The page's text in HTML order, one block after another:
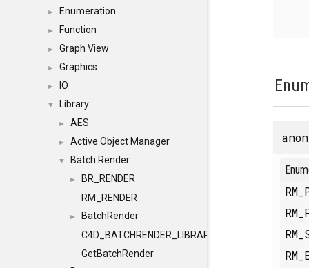
► Enumeration
► Function
► Graph View
► Graphics
► IO
▼ Library
► AES
► Active Object Manager
▼ Batch Render
►
BR_RENDER
RM_RENDER
►
BatchRender
C4D_BATCHRENDER_LIBRARY_ID
GetBatchRender